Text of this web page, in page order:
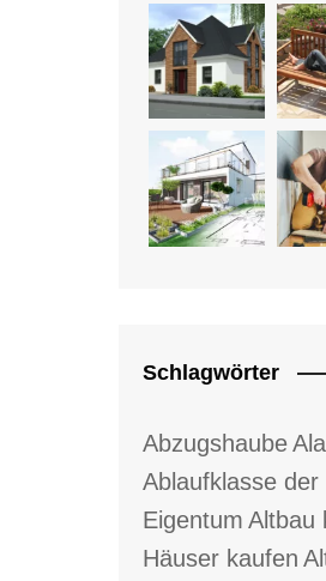
Schlagwörter
Abzugshaube
Ablaufklasse der
Eigentum Altbau
Häuser kaufen